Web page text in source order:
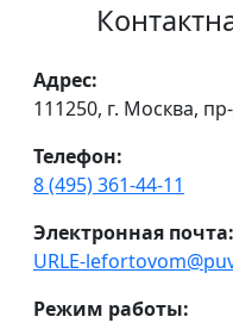
Адрес:
111250, г. Москва,
Телефон:
8 (495) 361-44-11
Электронная почта:
URLE-
Режим работы: